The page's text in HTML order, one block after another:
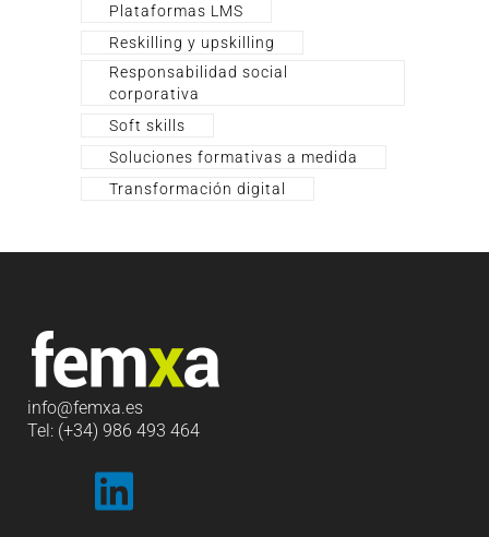
Plataformas LMS
Reskilling y upskilling
Responsabilidad social
corporativa
Soft skills
Soluciones formativas a medida
Transformación digital
info@femxa.es
Tel: (+34) 986 493 464